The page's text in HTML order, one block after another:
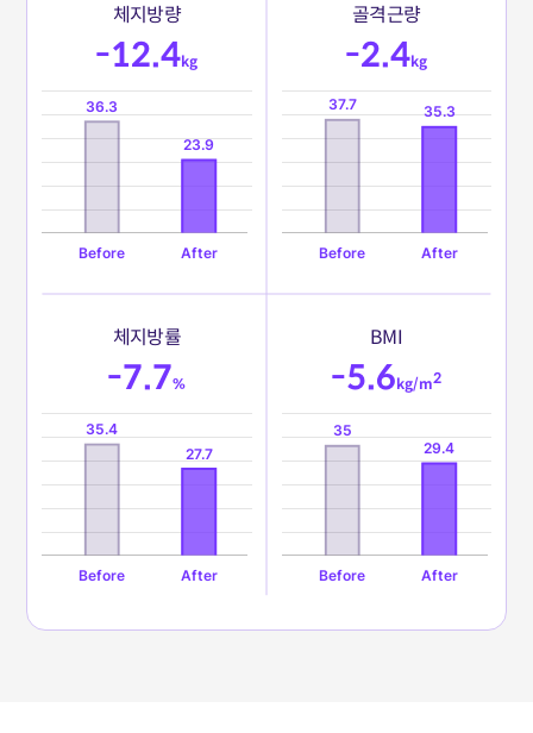
체지방량
-12.4kg
골격근량
-2.4kg
체지방률
-7.7%
BMI
-5.6kg/m2